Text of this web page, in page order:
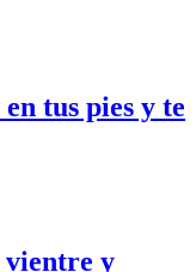
tus pies y te
y